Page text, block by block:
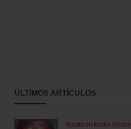
ÚLTIMOS ARTÍCULOS
Guerra en Medio Oriente